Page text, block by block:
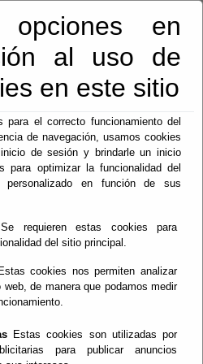
opciones en
al uso de
en este sitio
para el correcto funcionamiento del
de navegación, usamos cookies
de sesión y brindarle un inicio
para optimizar la funcionalidad del
en función de sus
requieren estas cookies para
del sitio principal.
cookies nos permiten analizar
de manera que podamos medir
Estas cookies son utilizadas por
para publicar anuncios
acta de
de las
de
en las
la Geoda